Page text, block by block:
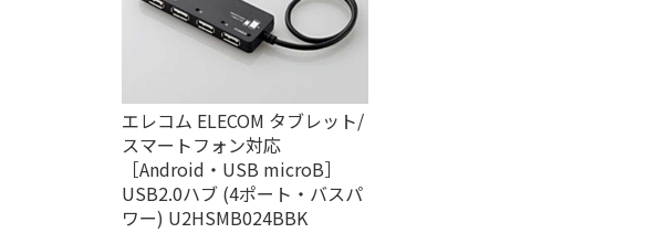
エレコム ELECOM タブレット/
スマートフォン対応
［Android・USB microB］
USB2.0ハブ (4ポート・バスパ
ワー) U2HSMB024BBK